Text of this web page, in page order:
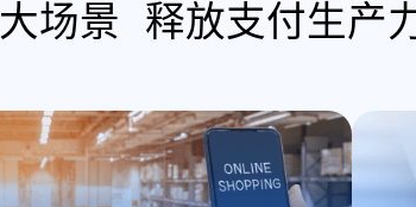
大场景 释放支付生产